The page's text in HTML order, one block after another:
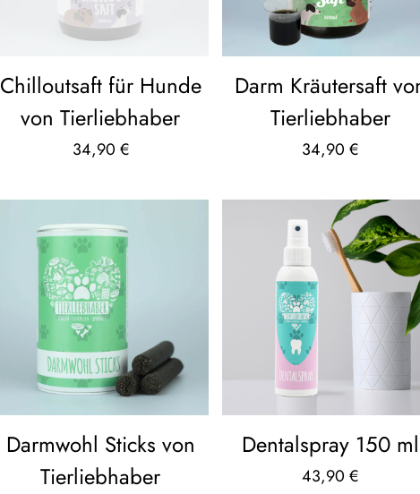
Chilloutsaft für Hunde
von Tierliebhaber
34,90 €
Darm Kräutersaft
Tierliebhaber
34,90€
Darmwohl Sticks von
Tierliebhaber
Dentalspray 150 ml
43,90€